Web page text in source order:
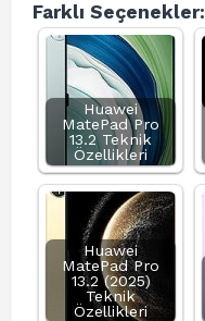
Farklı Seçenekler:
Huawei
MatePad Pro
13.2 Teknik
Özellikleri
Huawei
MatePad Pro
13.2 (2025)
Teknik
Özellikleri